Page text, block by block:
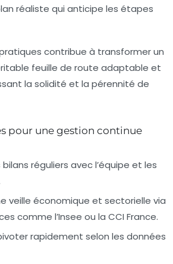
réaliste qui anticipe les étapes
contribue à transformer un
feuille de route adaptable et
la solidité et la pérennité de
pour une gestion continue
réguliers avec l’équipe et les
veille économique et sectorielle via
comme l’Insee ou la CCI France.
rapidement selon les données